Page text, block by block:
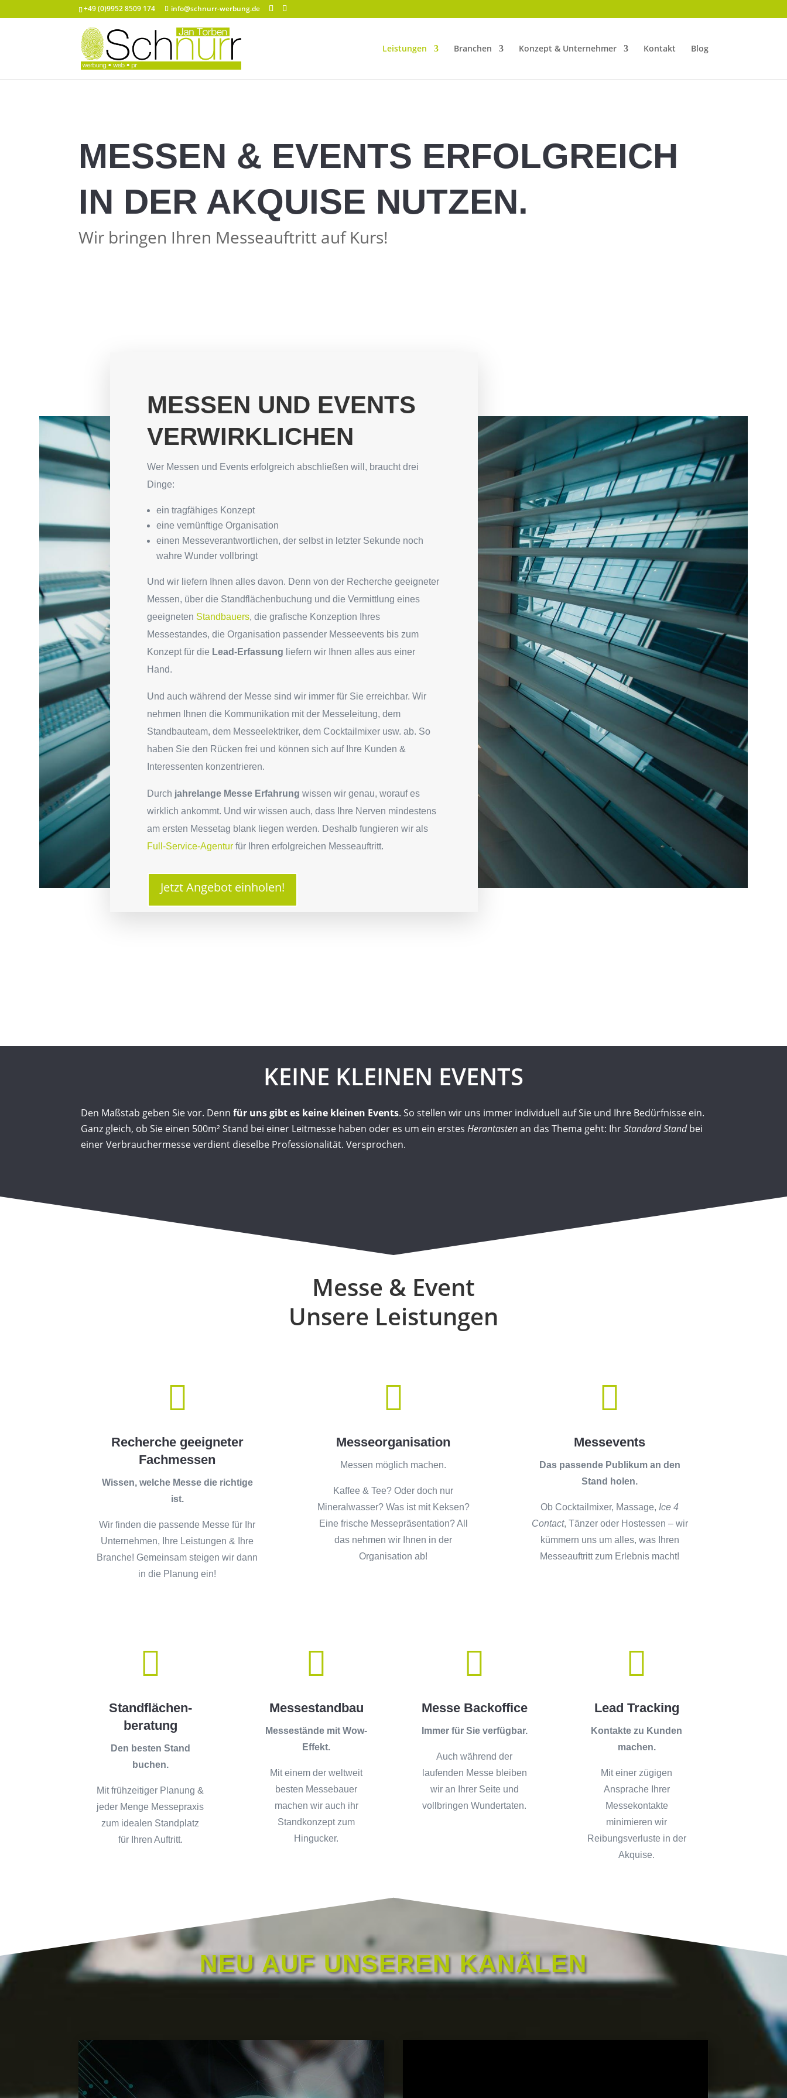
+49 (0)9952 8509 174 info@schnurr-werbung.de
Leistungen Branchen Konzept & Unternehmer Kontakt Blog
MESSEN & EVENTS ERFOLGREICH
IN DER AKQUISE NUTZEN.
Wir bringen Ihren Messeauftritt auf Kurs!
MESSEN UND EVENTS
VERWIRKLICHEN
Wer Messen und Events erfolgreich abschließen will, braucht drei
Dinge:
ein tragfähiges Konzept
eine vernünftige Organisation
einen Messeverantwortlichen, der selbst in letzter Sekunde noch
wahre Wunder vollbringt
Und wir liefern Ihnen alles davon. Denn von der Recherche geeigneter
Messen, über die Standflächenbuchung und die Vermittlung eines
geeigneten Standbauers, die grafische Konzeption Ihres
Messestandes, die Organisation passender Messeevents bis zum
Konzept für die Lead-Erfassung liefern wir Ihnen alles aus einer
Hand.
Und auch während der Messe sind wir immer für Sie erreichbar. Wir
nehmen Ihnen die Kommunikation mit der Messeleitung, dem
Standbauteam, dem Messeelektriker, dem Cocktailmixer usw. ab. So
haben Sie den Rücken frei und können sich auf Ihre Kunden &
Interessenten konzentrieren.
Durch jahrelange Messe Erfahrung wissen wir genau, worauf es
wirklich ankommt. Und wir wissen auch, dass Ihre Nerven mindestens
am ersten Messetag blank liegen werden. Deshalb fungieren wir als
Full-Service-Agenturfür Ihren erfolgreichen Messeauftritt.
Jetzt Angebot einholen!
KEINE KLEINEN EVENTS
Den Maßstab geben Sie vor. Dennfür uns gibt es keine kleinen Events. So stellen wir uns immer individuell auf Sie und Ihre Bedürfnisse ein.
Ganz gleich, ob Sie einen 500m² Stand bei einer Leitmesse haben oder es um ein erstesHerantastenan das Thema geht: IhrStandard Standbei
einer Verbrauchermesse verdient dieselbe Professionalität. Versprochen.
Messe & Event
Unsere Leistungen

Recherche geeigneter
Fachmessen
Wissen, welche Messe die richtige
ist.
Wir finden die passende Messe für Ihr
Unternehmen, Ihre Leistungen & Ihre
Branche! Gemeinsam steigen wir dann
in die Planung ein!

Messeorganisation
Messen möglich machen.
Kaffee & Tee? Oder doch nur
Mineralwasser? Was ist mit Keksen?
Eine frische Messepräsentation? All
das nehmen wir Ihnen in der
Organisation ab!

Messevents
Das passende Publikum an den
Stand holen.
Ob Cocktailmixer, Massage, Ice 4
Contact, Tänzer oder Hostessen – wir
kümmern uns um alles, was Ihren
Messeauftritt zum Erlebnis macht!

Standflächen-
beratung
Den besten Stand
buchen.
Mit frühzeitiger Planung &
jeder Menge Messepraxis
zum idealen Standplatz
für Ihren Auftritt.

Messestandbau
Messestände mit Wow-
Effekt.
Mit einem der weltweit
besten Messebauer
machen wir auch ihr
Standkonzept zum
Hingucker.

Messe Backoffice
Immer für Sie verfügbar.
Auch während der
laufenden Messe bleiben
wir an Ihrer Seite und
vollbringen Wundertaten.

Lead Tracking
Kontakte zu Kunden
machen.
Mit einer zügigen
Ansprache Ihrer
Messekontakte
minimieren wir
Reibungsverluste in der
Akquise.
NEU AUF UNSEREN KANÄLEN